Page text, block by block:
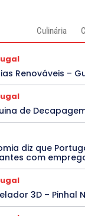
Culinária
Renováveis –
de
diz que
com
3D – Pinhal